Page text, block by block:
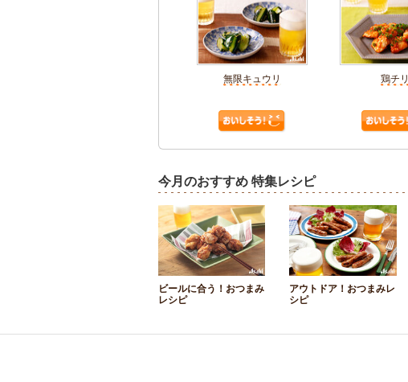
無限キュウリ 鶏チリ
今月のおすすめ 特集レシピ
ビールに合う！おつまみ
レシピ
アウトドア！おつまみレ
シピ